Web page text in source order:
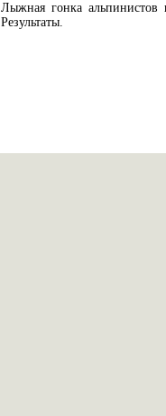
Лыжная гонка
Результаты.